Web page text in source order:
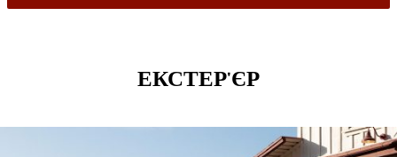
ЕКСТЕР'ЄР